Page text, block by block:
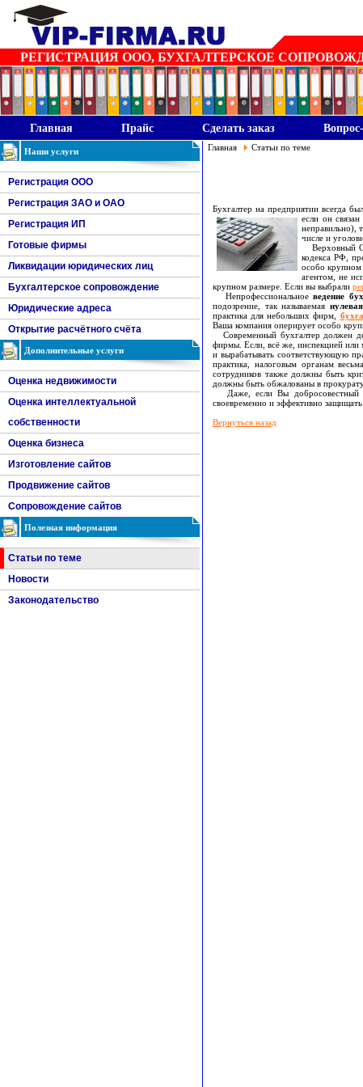
РЕГИСТРАЦИЯ ООО, БУХГАЛТЕРСКОЕ
Главная Прайс Сделать заказ
Наши услуги
Регистрация ООО
Регистрация ЗАО и ОАО
Регистрация ИП
Готовые фирмы
Ликвидации юридических лиц
Бухгалтерское сопровождение
Юридические адреса
Открытие расчётного счёта
Дополнительные услуги
Оценка недвижимости
Оценка интеллектуальной
собственности
Оценка бизнеса
Изготовление сайтов
Продвижение сайтов
Сопровождение сайтов
Полезная информация
Статьи по теме
Новости
Законодательство
Главная Статьи по теме
Бухгалтер на предприятии всегда
если он связан
неправильно),
числе и
Верховный
кодекса РФ,
особо крупном
агентом, не
крупном размере. Если вы выбрали
Непрофессиональноеведение
подозрение, так называемая
практика для небольших фирм,
Ваша компания оперирует особо
Современный бухгалтер должен
фирмы. Если, всё же, инспекцией или
и вырабатывать соответствующую
практика, налоговым органам
сотрудников также должны быть
должны быть обжалованы в
Даже, если Вы добросовестный
своевременно и эффективно
Вернуться назад